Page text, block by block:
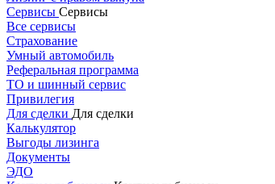
Сервисы Сервисы
Все сервисы
Страхование
Умный автомобиль
Реферальная программа
ТО и шинный сервис
Привилегия
Для сделки Для сделки
Калькулятор
Выгоды лизинга
Документы
ЭДО